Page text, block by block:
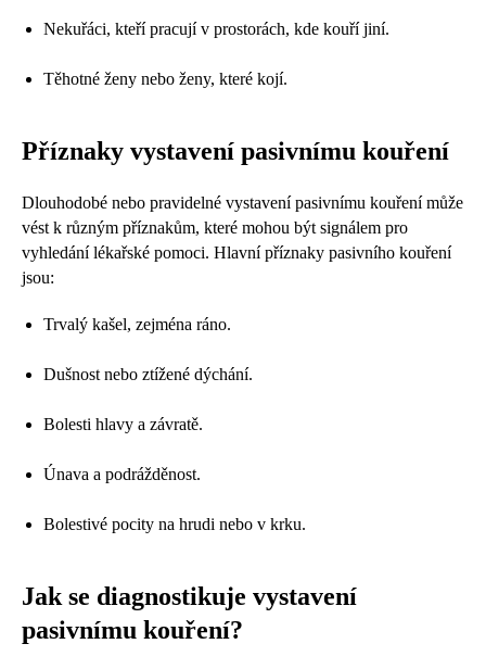
Nekuřáci, kteří pracují v prostorách, kde kouří jiní.
Těhotné ženy nebo ženy, které kojí.
Příznaky vystavení pasivnímu kouření
Dlouhodobé nebo pravidelné vystavení pasivnímu kouření může
vést k různým příznakům, které mohou být signálem pro
vyhledání lékařské pomoci. Hlavní příznaky pasivního kouření
jsou:
Trvalý kašel, zejména ráno.
Dušnost nebo ztížené dýchání.
Bolesti hlavy a závratě.
Únava a podrážděnost.
Bolestivé pocity na hrudi nebo v krku.
Jak se diagnostikuje vystavení
pasivnímu kouření?